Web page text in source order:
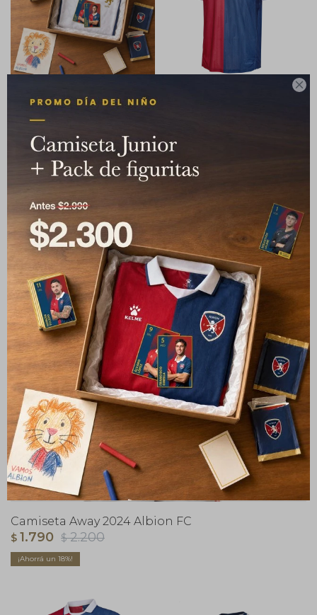

Camiseta Away Junior
25/26 + Pack de figuritas
Albion FC
1.990 $ 2.100
5
Camiseta Away 2024 Albion FC
$ 1.790 $ 2.200
18